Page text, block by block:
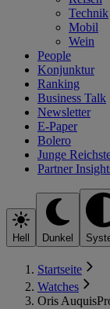
Technik
Mobil
Wein
People
Konjunktur
Ranking
Business Talk
Newsletter
E-Paper
Bolero
Junge
Partner
Hell Dunkel
Startseite
Watches
Oris